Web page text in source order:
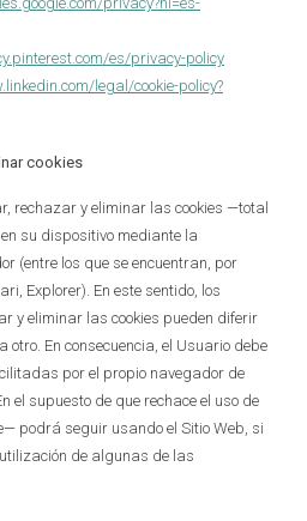
es/privacy-policy
legal/cookie-policy?
cookies
rechazar y eliminar las cookies —total
su dispositivo mediante la
(entre los que se encuentran, por
Explorer). En este sentido, los
y eliminar las cookies pueden diferir
otro. En consecuencia, el Usuario debe
por el propio navegador de
el supuesto de que rechace el uso de
podrá seguir usando el Sitio Web, si
de algunas de las